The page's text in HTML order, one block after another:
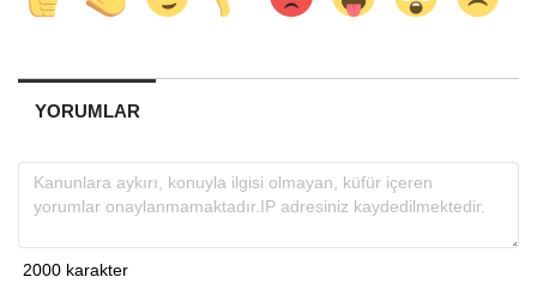
YORUMLAR